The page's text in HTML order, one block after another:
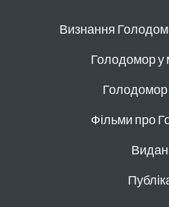
Визнання
Голодомор у
Голодомор
Фільми про